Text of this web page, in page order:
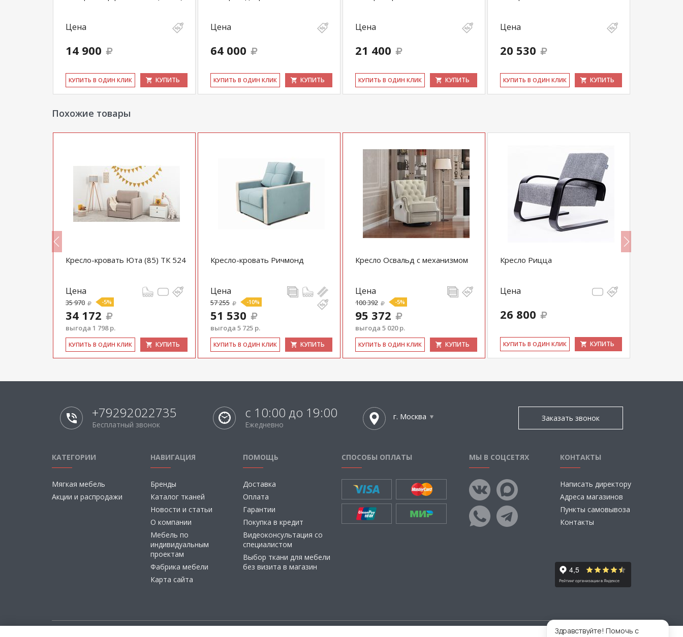
Цена
14 900
КУ­ПИТЬ В ОДИН КЛИК КУПИТЬ
Цена
64 000
КУ­ПИТЬ В ОДИН КЛИК КУПИТЬ
Цена
21 400
КУ­ПИТЬ В ОДИН КЛИК КУПИТЬ
Цена
20 530
КУ­ПИТЬ В ОДИН КЛИК КУПИТЬ
Похожие товары
Кресло-кровать Юта (85) ТК 524
Цена
35 970 -5%
34 172
выгода 1 798 р.
КУ­ПИТЬ В ОДИН КЛИК КУПИТЬ
Кресло-кровать Ричмонд
Цена
57 255 -10%
51 530
выгода 5 725 р.
КУ­ПИТЬ В ОДИН КЛИК КУПИТЬ
Кресло Освальд с механизмом
Цена
100 392 -5%
95 372
выгода 5 020 р.
КУ­ПИТЬ В ОДИН КЛИК КУПИТЬ
Кресло Рицца
Цена
26 800
КУ­ПИТЬ В ОДИН КЛИК КУПИТЬ
+79292022735
Бесплатный звонок
с 10:00 до 19:00
Ежедневно
г. Москва Заказать звонок
КАТЕГОРИИ
Мягкая мебель
Акции и распродажи
НАВИГАЦИЯ
Бренды
Каталог тканей
Новости и статьи
О компании
Мебель по
индивидуальным
проектам
Фабрика мебели
Карта сайта
ПОМОЩЬ
Доставка
Оплата
Гарантии
Покупка в кредит
Видеоконсультация со
специалистом
Выбор ткани для мебели
без визита в магазин
СПОСОБЫ ОПЛАТЫ МЫ В СОЦСЕТЯХ КОНТАКТЫ
Написать директору
Адреса магазинов
Пункты самовывоза
Контакты
Здравствуйте! Помочь с